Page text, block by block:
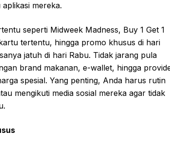
mereka.
seperti Midweek Madness, Buy 1 Get 1
tertentu, hingga promo khusus di hari
jatuh di hari Rabu. Tidak jarang pula
brand makanan, e-wallet, hingga
spesial. Yang penting, Anda harus rutin
mengikuti media sosial mereka agar tidak